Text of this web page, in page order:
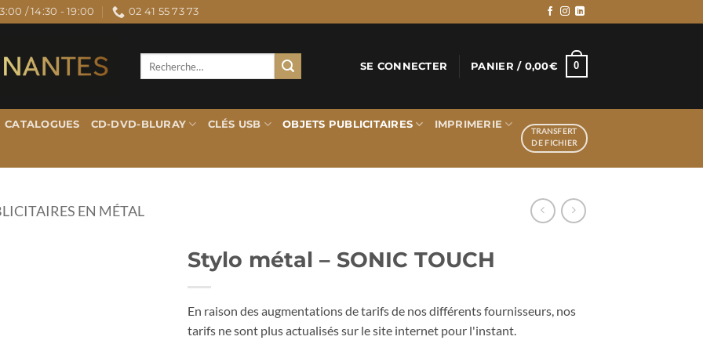
/ 14:30 - 19:00 02 41 55 73 73
SE CONNECTER PANIER / 0,00€ 0
CATALOGUES CD-DVD-BLURAY CLÉS USB OBJETS PUBLICITAIRES IMPRIMERIE
TRANSFERT
DE FICHIER
EN MÉTAL
Stylo métal – SONIC TOUCH
En raison des augmentations de tarifs de nos différents fournisseurs, nos
tarifs ne sont plus actualisés sur le site internet pour l'instant.